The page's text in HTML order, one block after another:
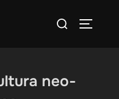
Buscar:
neo-